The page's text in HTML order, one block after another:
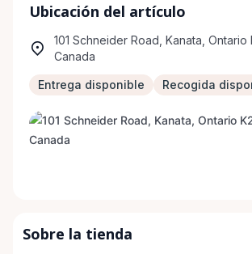
Ubicación del artículo
101 Schneider Road, Kanata, Ontario
Canada
Entrega disponible Recogida
Sobre la tienda